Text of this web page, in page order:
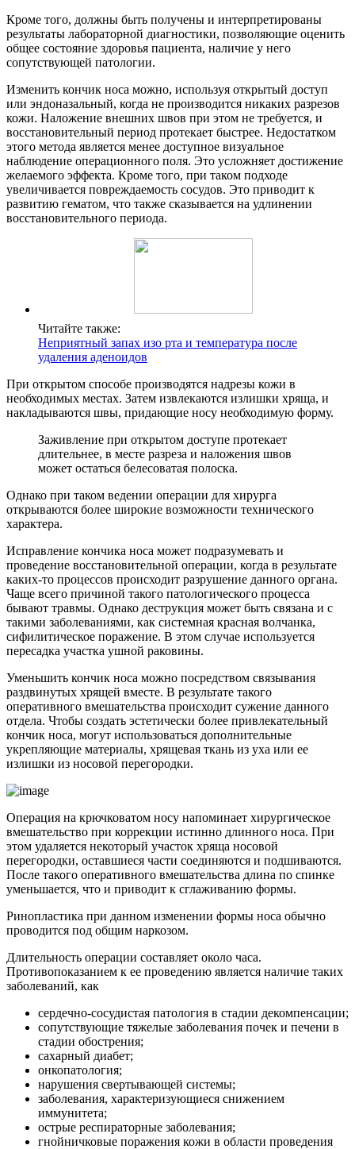
Кроме того, должны быть получены и интерпретированы
результаты лабораторной диагностики, позволяющие оценить
общее состояние здоровья пациента, наличие у него
сопутствующей патологии.
Изменить кончик носа можно, используя открытый доступ
или эндоназальный, когда не производится никаких разрезов
кожи. Наложение внешних швов при этом не требуется, и
восстановительный период протекает быстрее. Недостатком
этого метода является менее доступное визуальное
наблюдение операционного поля. Это усложняет достижение
желаемого эффекта. Кроме того, при таком подходе
увеличивается повреждаемость сосудов. Это приводит к
развитию гематом, что также сказывается на удлинении
восстановительного периода.
Читайте также:
Неприятный запах изо рта и температура после
удаления аденоидов
При открытом способе производятся надрезы кожи в
необходимых местах. Затем извлекаются излишки хряща, и
накладываются швы, придающие носу необходимую форму.
Заживление при открытом доступе протекает
длительнее, в месте разреза и наложения швов
может остаться белесоватая полоска.
Однако при таком ведении операции для хирурга
открываются более широкие возможности технического
характера.
Исправление кончика носа может подразумевать и
проведение восстановительной операции, когда в результате
каких-то процессов происходит разрушение данного органа.
Чаще всего причиной такого патологического процесса
бывают травмы. Однако деструкция может быть связана и с
такими заболеваниями, как системная красная волчанка,
сифилитическое поражение. В этом случае используется
пересадка участка ушной раковины.
Уменьшить кончик носа можно посредством связывания
раздвинутых хрящей вместе. В результате такого
оперативного вмешательства происходит сужение данного
отдела. Чтобы создать эстетически более привлекательный
кончик носа, могут использоваться дополнительные
укрепляющие материалы, хрящевая ткань из уха или ее
излишки из носовой перегородки.
Операция на крючковатом носу напоминает хирургическое
вмешательство при коррекции истинно длинного носа. При
этом удаляется некоторый участок хряща носовой
перегородки, оставшиеся части соединяются и подшиваются.
После такого оперативного вмешательства длина по спинке
уменьшается, что и приводит к сглаживанию формы.
Ринопластика при данном изменении формы носа обычно
проводится под общим наркозом.
Длительность операции составляет около часа.
Противопоказанием к ее проведению является наличие таких
заболеваний, как
сердечно-сосудистая патология в стадии декомпенсации;
сопутствующие тяжелые заболевания почек и печени в
стадии обострения;
сахарный диабет;
онкопатология;
нарушения свертывающей системы;
заболевания, характеризующиеся снижением
иммунитета;
острые респираторные заболевания;
гнойничковые поражения кожи в области проведения